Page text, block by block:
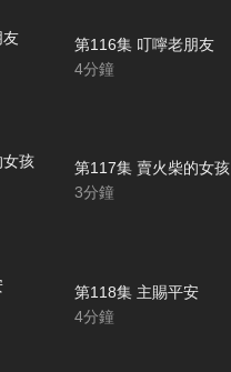
第116集 叮嚀老朋友
4分鐘
第117集 賣火柴的女孩
3分鐘
第118集 主賜平安
4分鐘